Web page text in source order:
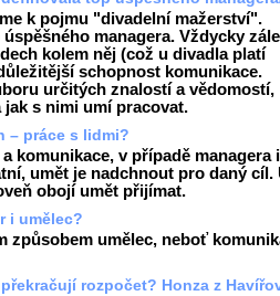
k pojmu "divadelní mažerství".
managera. Vždycky
kolem něj (což u divadla platí
schopnost komunikace.
určitých znalostí a vědomostí,
s nimi umí pracovat.
– práce s lidmi?
komunikace, v případě managera i
umět je nadchnout pro daný cíl.
obojí umět přijímat.
i umělec?
způsobem umělec, neboť
rozpočet? Honza z